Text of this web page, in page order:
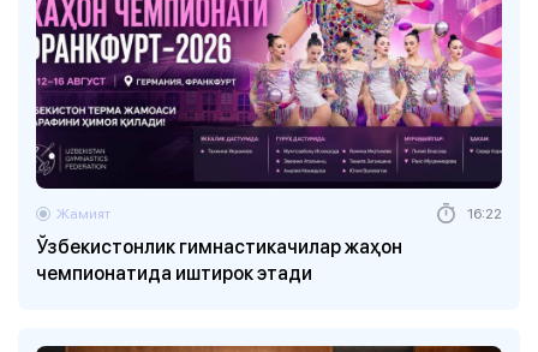
Ўзбекистонлик гимнастикачилар жаҳон
чемпионатида иштирок этади
Жамият 16:22